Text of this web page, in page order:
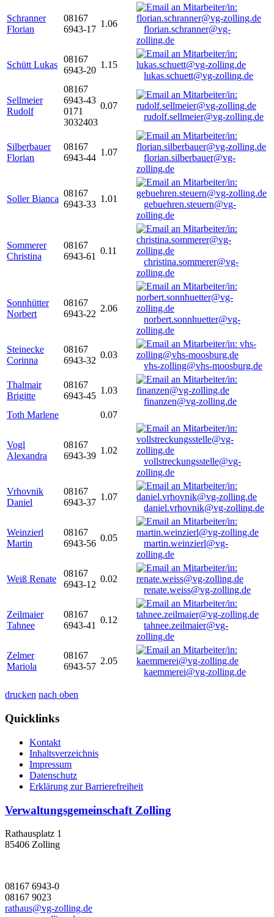
Schranner
Florian
08167
6943-17
1.06
florian.schranner@vg-
zolling.de
Schütt Lukas
08167
6943-20
1.15
lukas.schuett@vg-zolling.de
Sellmeier
Rudolf
08167
6943-43
0171
3032403
0.07
rudolf.sellmeier@vg-zolling.de
Silberbauer
Florian
08167
6943-44
1.07
florian.silberbauer@vg-
zolling.de
Soller Bianca
08167
6943-33
1.01
gebuehren.steuern@vg-
zolling.de
Sommerer
Christina
08167
6943-61
0.11
christina.sommerer@vg-
zolling.de
Sonnhütter
Norbert
08167
6943-22
2.06
norbert.sonnhuetter@vg-
zolling.de
Steinecke
Corinna
08167
6943-32
0.03
vhs-zolling@vhs-moosburg.de
Thalmair
Brigitte
08167
6943-45
1.03
finanzen@vg-zolling.de
Toth Marlene
0.07
Vogl
Alexandra
08167
6943-39
1.02
vollstreckungsstelle@vg-
zolling.de
Vrhovnik
Daniel
08167
6943-37
1.07
daniel.vrhovnik@vg-zolling.de
Weinzierl
Martin
08167
6943-56
0.05
martin.weinzierl@vg-
zolling.de
Weiß Renate
08167
6943-12
0.02
renate.weiss@vg-zolling.de
Zeilmaier
Tahnee
08167
6943-41
0.12
tahnee.zeilmaier@vg-
zolling.de
Zelmer
Mariola
08167
6943-57
2.05
kaemmerei@vg-zolling.de
drucken nach oben
Quicklinks
Kontakt
Inhaltsverzeichnis
Impressum
Datenschutz
Erklärung zur Barrierefreiheit
Verwaltungsgemeinschaft Zolling
Rathausplatz 1
85406 Zolling
08167 6943-0
08167 9023
rathaus@vg-zolling.de